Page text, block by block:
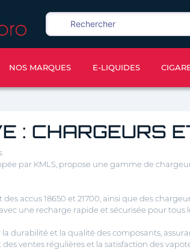
NOS MARQUES E-LIQUIDES
: CHARGEURS
par KMLS, propose une gamme de
accus 18650 et 21700, ainsi que des
une recharge rapide et sécurisée pour tous
la durabilité et la qualité des composants,
ventes régulières et la satisfaction des